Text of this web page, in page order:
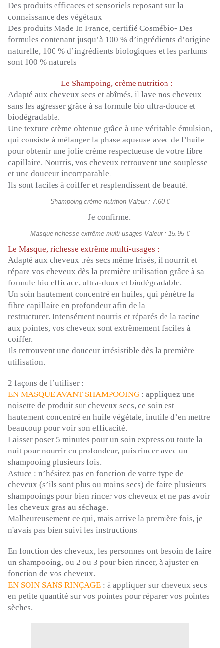
Des produits efficaces et sensoriels reposant sur la
connaissance des végétaux
Des produits Made In France, certifié Cosmébio- Des
formules contenant jusqu’à 100 % d’ingrédients d’origine
naturelle, 100 % d’ingrédients biologiques et les parfums
sont 100 % naturels
Le Shampoing, crème nutrition :
Adapté aux cheveux secs et abîmés, il lave nos cheveux
sans les agresser grâce à sa formule bio ultra-douce et
biodégradable.
Une texture crème obtenue grâce à une véritable émulsion,
qui consiste à mélanger la phase aqueuse avec de l’huile
pour obtenir une jolie crème respectueuse de votre fibre
capillaire. Nourris, vos cheveux retrouvent une souplesse
et une douceur incomparable.
Ils sont faciles à coiffer et resplendissent de beauté.
Shampoing crème nutrition Valeur : 7.60 €
Je confirme.
Masque richesse extrême multi-usages Valeur : 15.95 €
Le Masque, richesse extrême multi-usages :
Adapté aux cheveux très secs même frisés, il nourrit et
répare vos cheveux dès la première utilisation grâce à sa
formule bio efficace, ultra-doux et biodégradable.
Un soin hautement concentré en huiles, qui pénètre la
fibre capillaire en profondeur afin de la
restructurer. Intensément nourris et réparés de la racine
aux pointes, vos cheveux sont extrêmement faciles à
coiffer.
Ils retrouvent une douceur irrésistible dès la première
utilisation.
2 façons de l’utiliser :
EN MASQUE AVANT SHAMPOOING : appliquez une
noisette de produit sur cheveux secs, ce soin est
hautement concentré en huile végétale, inutile d’en mettre
beaucoup pour voir son efficacité.
Laisser poser 5 minutes pour un soin express ou toute la
nuit pour nourrir en profondeur, puis rincer avec un
shampooing plusieurs fois.
Astuce : n’hésitez pas en fonction de votre type de
cheveux (s’ils sont plus ou moins secs) de faire plusieurs
shampooings pour bien rincer vos cheveux et ne pas avoir
les cheveux gras au séchage.
Malheureusement ce qui, mais arrive la première fois, je
n'avais pas bien suivi les instructions.
En fonction des cheveux, les personnes ont besoin de faire
un shampooing, ou 2 ou 3 pour bien rincer, à ajuster en
fonction de vos cheveux.
EN SOIN SANS RINÇAGE : à appliquer sur cheveux secs
en petite quantité sur vos pointes pour réparer vos pointes
sèches.